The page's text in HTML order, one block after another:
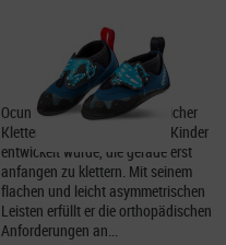
Ocun Ribbit Junior ist ein weicher
Kletterschuh, der speziell für Kinder
entwickelt wurde, die gerade erst
anfangen zu klettern. Mit seinem
flachen und leicht asymmetrischen
Leisten erfüllt er die orthopädischen
Anforderungen an...